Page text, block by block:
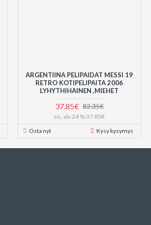
ARGENTIINA PELIPAIDAT MESSI 19
RETRO KOTIPELIPAITA 2006
LYHYTHIHAINEN ,MIEHET
37.85€ 82.35€
sis. alv 24 %:37.85€
Osta nyt
Kysy kysymys